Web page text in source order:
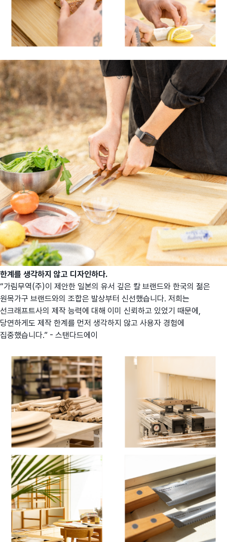
한계를 생각하지 않고 디자인하다.
“가림무역(주)이 제안한 일본의 유서 깊은 칼 브랜드와 한국의 젊은
원목가구 브랜드와의 조합은 발상부터 신선했습니다. 저희는
선크래프트사의 제작 능력에 대해 이미 신뢰하고 있었기 때문에,
당연하게도 제작 한계를 먼저 생각하지 않고 사용자 경험에
집중했습니다.” - 스탠다드에이